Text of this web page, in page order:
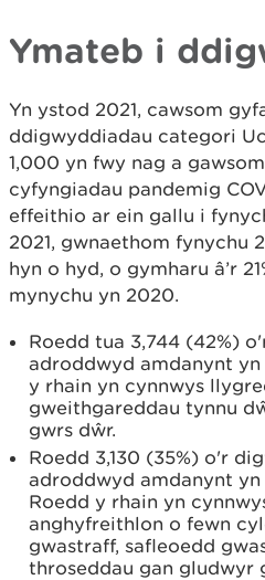
Ymateb i
Yn ystod 2021, cawsom
ddigwyddiadau categori
1,000 yn fwy nag a
cyfyngiadau pandemig
effeithio ar ein gallu i
2021, gwnaethom fynychu
hyn o hyd, o gymharu â’r
mynychu yn 2020.
Roedd tua 3,744 (42%)
adroddwyd amdanynt yn
y rhain yn cynnwys
gweithgareddau tynnu
gwrs dŵr.
Roedd 3,130 (35%) o'r
adroddwyd amdanynt
Roedd y rhain yn
anghyfreithlon o fewn
gwastraff, safleoedd
throseddau gan gludwyr